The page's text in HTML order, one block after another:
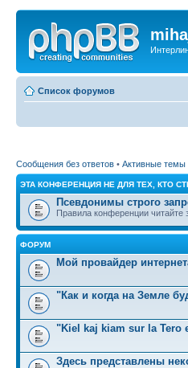
Список форумов
Сообщения без ответов • Активные темы
ЭТА КОНФЕРЕНЦИЯ НЕ ДЛЯ ТЕХ, КТО
Псевдонимы строго
Правила конференции читайте
ФОРУМ
Мой провайдер
"Как и когда на Земле
"Kiel kaj kiam sur la Tero
Здесь представлены